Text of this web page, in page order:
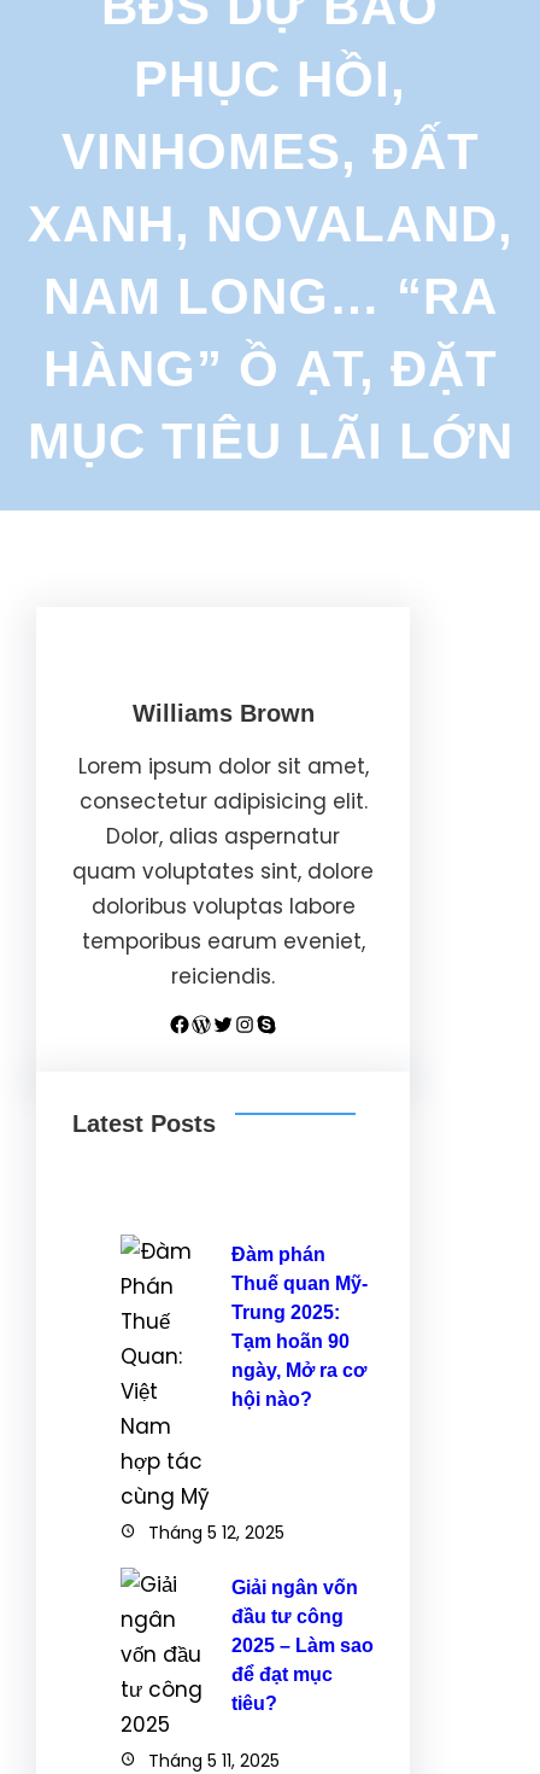
h
PHỤC HỒI,
VINHOMES, ĐẤT
XANH, NOVALAND,
NAM LONG… “RA
HÀNG” Ồ ẠT, ĐẶT
MỤC TIÊU LÃI LỚN
Williams Brown
Lorem ipsum dolor sit amet,
consectetur adipisicing elit.
Dolor, alias aspernatur
quam voluptates sint, dolore
doloribus voluptas labore
temporibus earum eveniet,
reiciendis.
Facebook WordPress Twitter InstagramSkype
Latest Posts
Đàm phán
Thuế quan Mỹ-
Trung 2025:
Tạm hoãn 90
ngày, Mở ra cơ
hội nào?
Tháng 5 12, 2025
Giải ngân vốn
đầu tư công
2025 – Làm sao
để đạt mục
tiêu?
Tháng 5 11, 2025